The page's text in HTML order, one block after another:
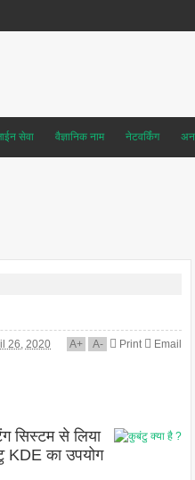
सेवा वैज्ञानिक नाम नेटवर्किंग
26, 2020 A+ A- Print Email
सिस्टम से लिया
का उपयोग